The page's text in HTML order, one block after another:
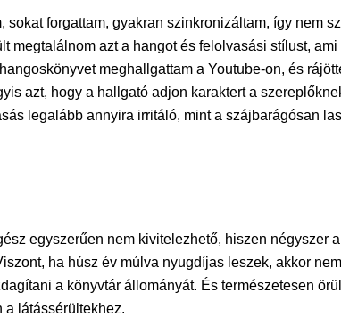
forgattam, gyakran szinkronizáltam, így nem
azt a hangot és felolvasási stílust,
meghallgattam a Youtube-on, és
azt, hogy a hallgató adjon karaktert a
legalább annyira irritáló, mint a szájbarágósan
egyszerűen nem kivitelezhető, hiszen négyszer
ha húsz év múlva nyugdíjas leszek, akkor
a könyvtár állományát. És természetesen
a látássérültekhez.